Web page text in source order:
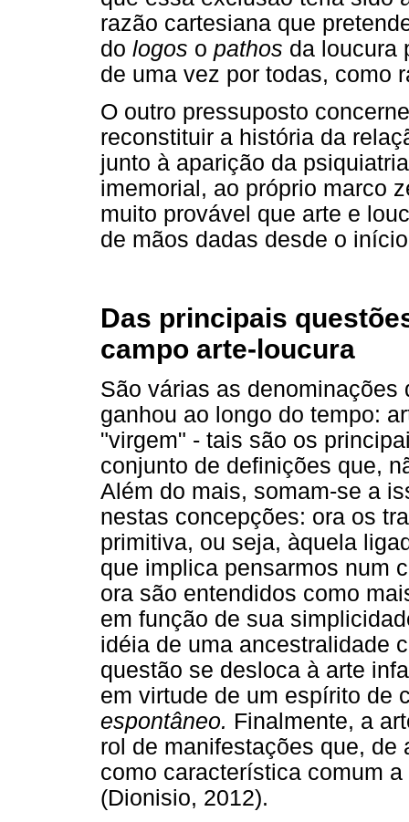
razão cartesiana que
do logos o pathos da loucura
de uma vez por todas, como
O outro pressuposto
reconstituir a história da
junto à aparição da
imemorial, ao próprio marco
muito provável que arte e
de mãos dadas desde o
Das principais
campo arte-loucura
São várias as
ganhou ao longo do tempo:
"virgem" - tais são os
conjunto de definições que,
Além do mais, somam-se a
nestas concepções: ora os
primitiva, ou seja, àquela
que implica pensarmos num
ora são entendidos como
em função de sua
idéia de uma ancestralidade
questão se desloca à arte
em virtude de um espírito de
espontâneo. Finalmente, a
rol de manifestações que,
como característica comum
(Dionisio, 2012).